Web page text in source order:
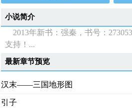
小说简介
2013年新书：强秦，书号：
支持！...
最新章节预览
汉末——三国地形图
引子